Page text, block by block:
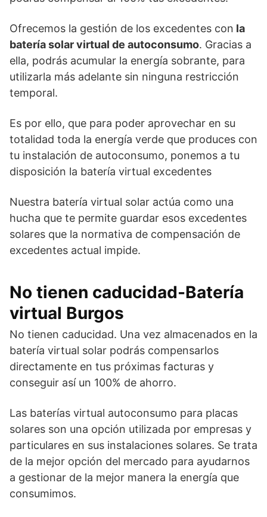
Ofrecemos la gestión de los excedentes con la
batería solar virtual de autoconsumo. Gracias a
ella, podrás acumular la energía sobrante, para
utilizarla más adelante sin ninguna restricción
temporal.
Es por ello, que para poder aprovechar en su
totalidad toda la energía verde que produces con
tu instalación de autoconsumo, ponemos a tu
disposición la batería virtual excedentes
Nuestra batería virtual solar actúa como una
hucha que te permite guardar esos excedentes
solares que la normativa de compensación de
excedentes actual impide.
No tienen caducidad-Batería
virtual Burgos
No tienen caducidad. Una vez almacenados en la
batería virtual solar podrás compensarlos
directamente en tus próximas facturas y
conseguir así un 100% de ahorro.
Las baterías virtual autoconsumo para placas
solares son una opción utilizada por empresas y
particulares en sus instalaciones solares. Se trata
de la mejor opción del mercado para ayudarnos
a gestionar de la mejor manera la energía que
consumimos.